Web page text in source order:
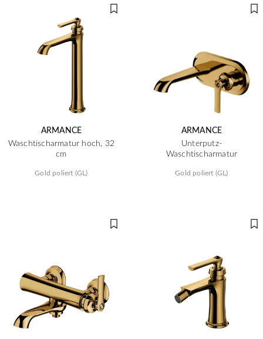
ARMANCE
Waschtischarmatur hoch, 32
cm
Gold poliert (GL)
ARMANCE
Unterputz-
Waschtischarmatur
Gold poliert (GL)